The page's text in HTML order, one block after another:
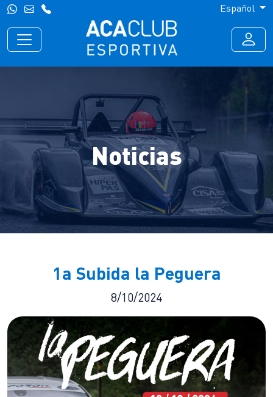
Español
Noticias
1a Subida la Peguera
8/10/2024